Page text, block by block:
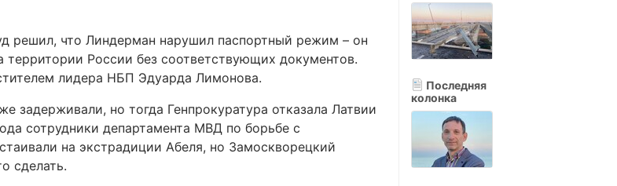
решил, что Линдерман нарушил паспортный режим – он
территории России без соответствующих документов.
лидера НБП Эдуарда Лимонова.
задерживали, но тогда Генпрокуратура отказала Латвии
сотрудники департамента МВД по борьбе с
на экстрадиции Абеля, но Замоскворецкий
сделать.
Последняя
колонка